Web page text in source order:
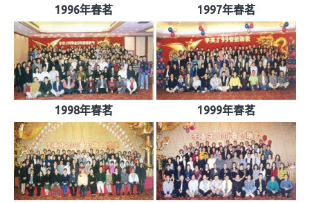
1996年春茗 1997年春茗
1998年春茗 1999年春茗